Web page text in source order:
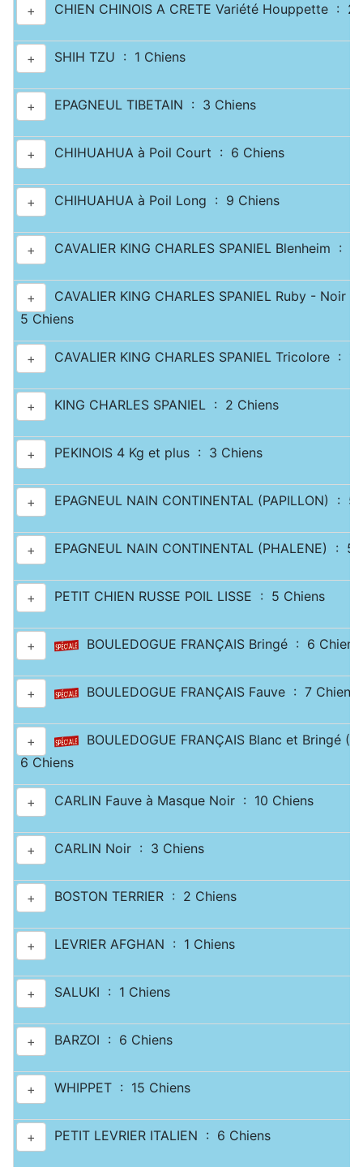
+ CHIEN CHINOIS A CRETE Variété Houppette : 2
+ SHIH TZU : 1 Chiens
+ EPAGNEUL TIBETAIN : 3 Chiens
+ CHIHUAHUA à Poil Court : 6 Chiens
+ CHIHUAHUA à Poil Long : 9 Chiens
+ CAVALIER KING CHARLES SPANIEL Blenheim : 2
+
CAVALIER KING CHARLES SPANIEL Ruby - Noir
5 Chiens
+ CAVALIER KING CHARLES SPANIEL Tricolore : 1
+ KING CHARLES SPANIEL : 2 Chiens
+ PEKINOIS 4 Kg et plus : 3 Chiens
+ EPAGNEUL NAIN CONTINENTAL (PAPILLON) : 5
+ EPAGNEUL NAIN CONTINENTAL (PHALENE) : 5
+ PETIT CHIEN RUSSE POIL LISSE : 5 Chiens
+ BOULEDOGUE FRANÇAIS Bringé : 6 Chiens
+ BOULEDOGUE FRANÇAIS Fauve : 7 Chiens
+
BOULEDOGUE FRANÇAIS Blanc et Bringé
6 Chiens
+ CARLIN Fauve à Masque Noir : 10 Chiens
+ CARLIN Noir : 3 Chiens
+ BOSTON TERRIER : 2 Chiens
+ LEVRIER AFGHAN : 1 Chiens
+ SALUKI : 1 Chiens
+ BARZOI : 6 Chiens
+ WHIPPET : 15 Chiens
+ PETIT LEVRIER ITALIEN : 6 Chiens